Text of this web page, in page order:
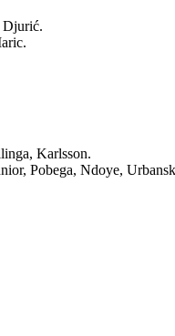
Djurić.
Karlsson.
Pobega, Ndoye,